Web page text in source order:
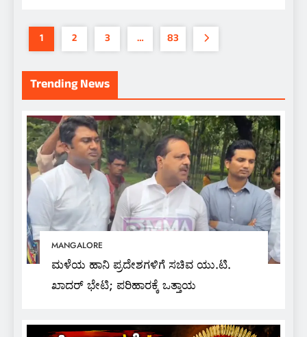
Trending News
MANGALORE
ಮಳೆಯ ಹಾನಿ ಪ್ರದೇಶಗಳಿಗೆ ಸಚಿವ ಯು.ಟಿ.
ಖಾದರ್ ಭೇಟಿ; ಪರಿಹಾರಕ್ಕೆ ಒತ್ತಾಯ
1 2 3 … 83